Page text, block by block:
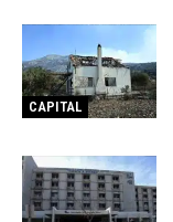
CAPITAL